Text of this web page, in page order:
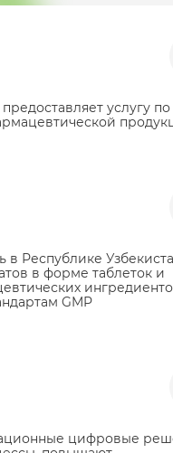
услугу по
Республике
в форме таблеток и
GMP
цифровые